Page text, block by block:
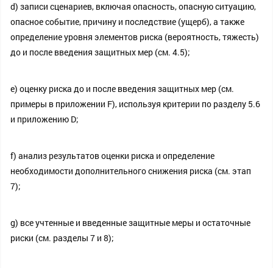
d) записи сценариев, включая опасность, опасную ситуацию,
опасное событие, причину и последствие (ущерб), а также
определение уровня элементов риска (вероятность, тяжесть)
до и после введения защитных мер (см. 4.5);
e) оценку риска до и после введения защитных мер (см.
примеры в приложении F), используя критерии по разделу 5.6
и приложению D;
f) анализ результатов оценки риска и определение
необходимости дополнительного снижения риска (см. этап
7);
g) все учтенные и введенные защитные меры и остаточные
риски (см. разделы 7 и 8);